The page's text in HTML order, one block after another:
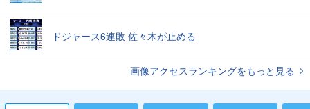
ドジャース6連敗 佐々木が止める
画像アクセスランキングをもっと見る